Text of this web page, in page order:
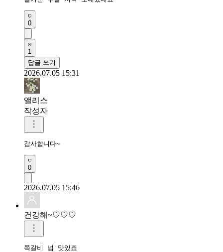
0
1
답글 쓰기
2026.07.05 15:31
앨리스
작성자
감사합니다~
0
2026.07.05 15:46
건강해~♡♡♡
쪽갈비 넘 맛있죠